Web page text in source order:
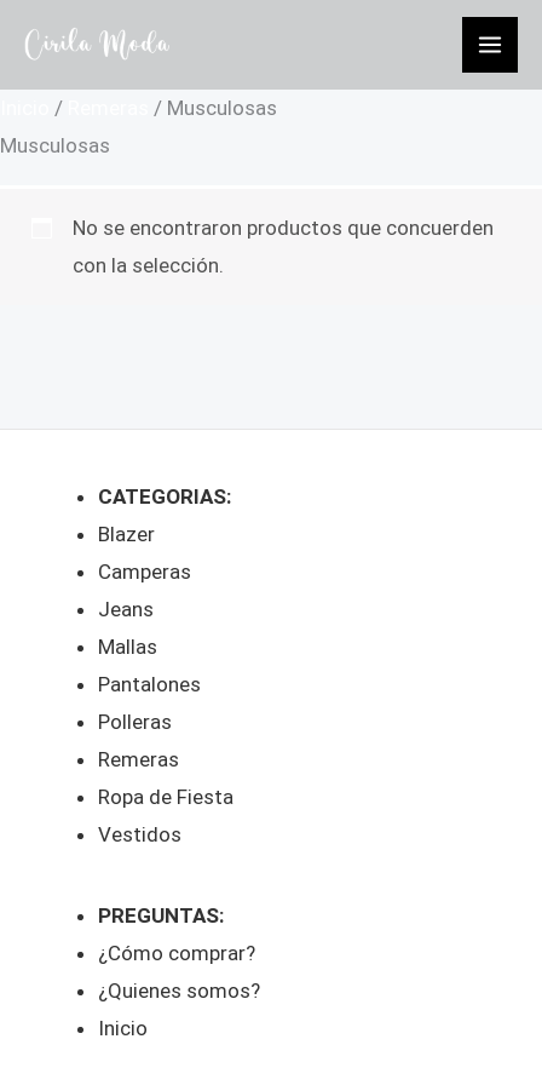
contenido
/
/ Musculosas
Musculosas
No se encontraron productos que concuerden
con la selección.
CATEGORIAS:
Blazer
Camperas
Jeans
Mallas
Pantalones
Polleras
Remeras
Ropa de Fiesta
Vestidos
PREGUNTAS:
¿Cómo comprar?
¿Quienes somos?
Inicio